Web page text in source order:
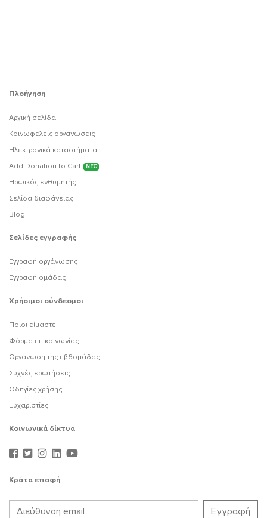
Πλοήγηση
Αρχική σελίδα
Κοινωφελείς οργανώσεις
Ηλεκτρονικά καταστήματα
Add Donation to Cart
ΝΕΟ
Ηρωικός ενθυμητής
Σελίδα διαφάνειας
Blog
Σελίδες εγγραφής
Εγγραφή οργάνωσης
Εγγραφή ομάδας
Χρήσιμοι σύνδεσμοι
Ποιοι είμαστε
Φόρμα επικοινωνίας
Οργάνωση της εβδομάδας
Συχνές ερωτήσεις
Οδηγίες χρήσης
Ευχαριστίες
Κοινωνικά δίκτυα
Κράτα επαφή